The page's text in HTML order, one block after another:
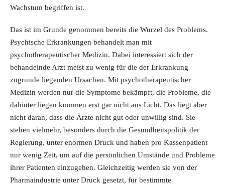
Wachstum begriffen ist.
Das ist im Grunde genommen bereits die Wurzel des Problems.
Psychische Erkrankungen behandelt man mit
psychotherapeutischer Medizin. Dabei interessiert sich der
behandelnde Arzt meist zu wenig für die der Erkrankung
zugrunde liegenden Ursachen. Mit psychotherapeutischer
Medizin werden nur die Symptome bekämpft, die Probleme, die
dahinter liegen kommen erst gar nicht ans Licht. Das liegt aber
nicht daran, dass die Ärzte nicht gut oder unwillig sind. Sie
stehen vielmehr, besonders durch die Gesundheitspolitik der
Regierung, unter enormen Druck und haben pro Kassenpatient
nur wenig Zeit, um auf die persönlichen Umstände und Probleme
ihrer Patienten einzugehen. Gleichzeitig werden sie von der
Pharmaindustrie unter Druck gesetzt, für bestimmte